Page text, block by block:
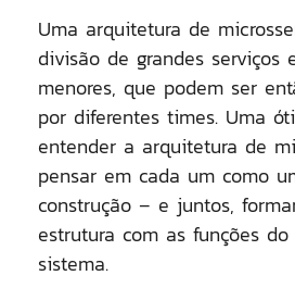
Uma arquitetura de
divisão de grandes serviços
menores, que podem ser
por diferentes times. Uma
entender a arquitetura de
pensar em cada um como
construção – e juntos,
estrutura com as funções
sistema.